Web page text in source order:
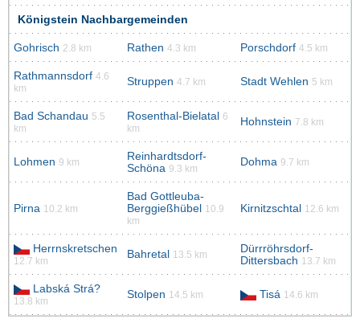
Königstein Nachbargemeinden
Gohrisch 2.8 km Rathen 4.3 km Porschdorf 4.5 km
Rathmannsdorf 4.6
km
Struppen 4.7 km Stadt Wehlen 5 km
Bad Schandau 5.5
km
Rosenthal-Bielatal
6
km
Hohnstein 7.8 km
Lohmen 9 km
Reinhardtsdorf-
Schöna 9.3 km
Dohma 9.7 km
Pirna 10.2 km
Bad Gottleuba-
Berggießhübel
10.9
km
Kirnitzschtal 12.6 km
Herrnskretschen
12.7 km
Bahretal 13.5 km
Dürrröhrsdorf-
Dittersbach 13.7 km
Labská Strá?
13.8 km
Stolpen 14.5 km Tisá 14.6 km